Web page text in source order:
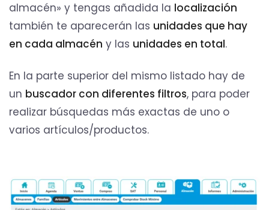
almacén» y tengas añadida la localización
también te aparecerán las unidades que hay
en cada almacén y las unidades en total.
En la parte superior del mismo listado hay de
un buscador con diferentes filtros, para poder
realizar búsquedas más exactas de uno o
varios artículos/productos.